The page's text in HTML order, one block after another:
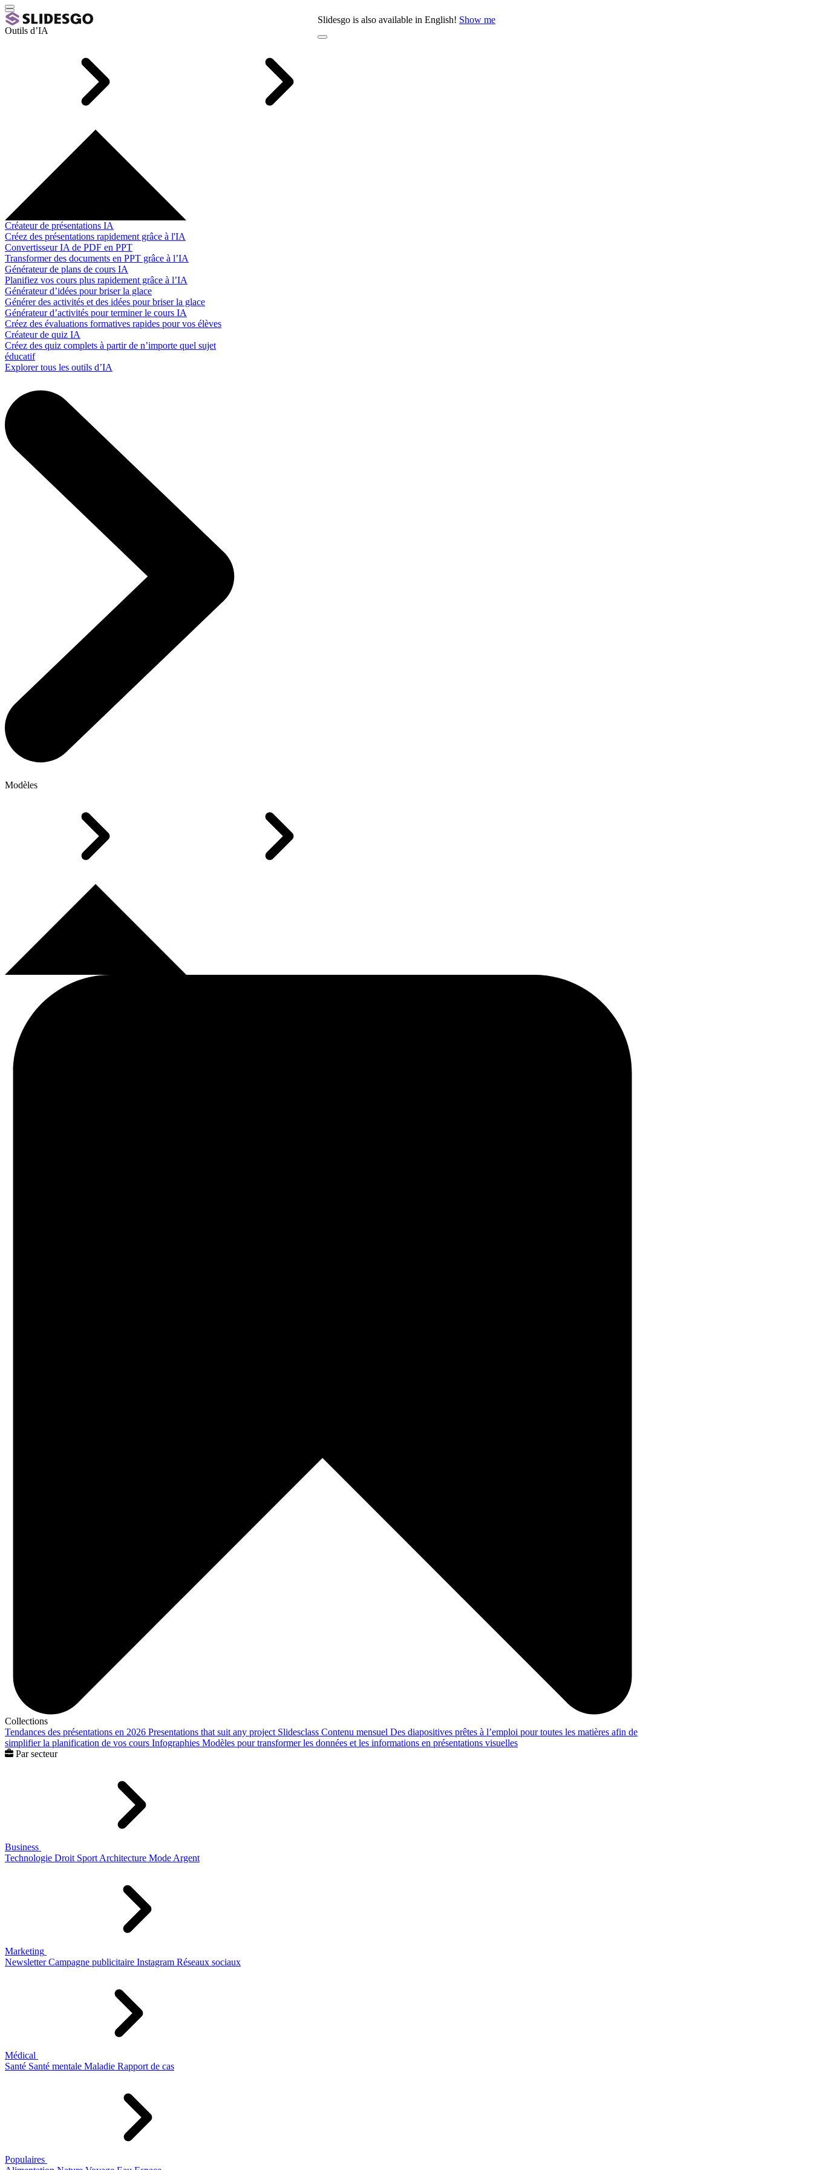
Slidesgo is also available in English! Show me
Outils d’IA
Créateur de présentations IA
Créez des présentations rapidement grâce à l'IA
Convertisseur IA de PDF en PPT
Transformer des documents en PPT grâce à l’IA
Générateur de plans de cours IA
Planifiez vos cours plus rapidement grâce à l’IA
Générateur d’idées pour briser la glace
Générer des activités et des idées pour briser la glace
Générateur d’activités pour terminer le cours IA
Créez des évaluations formatives rapides pour vos élèves
Créateur de quiz IA
Créez des quiz complets à partir de n’importe quel sujet
éducatif
Explorer tous les outils d’IA
Modèles
Collections
Tendances des présentations en 2026 Presentations that suit any project Slidesclass Contenu mensuel Des diapositives prêtes à l’emploi pour toutes les matières afin de
simplifier la planification de vos cours Infographies Modèles pour transformer les données et les informations en présentations visuelles
Par secteur
Business
Technologie Droit Sport Architecture Mode Argent
Marketing
Newsletter Campagne publicitaire Instagram Réseaux sociaux
Médical
Santé Santé mentale Maladie Rapport de cas
Populaires